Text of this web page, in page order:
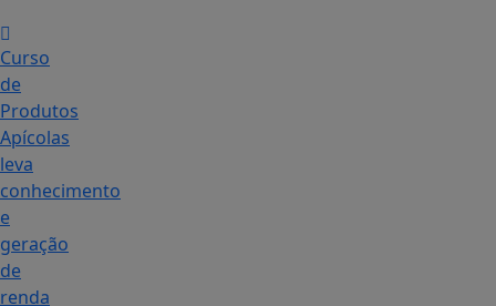
Curso
de
Produtos
Apícolas
leva
conhecimento
e
geração
de
renda